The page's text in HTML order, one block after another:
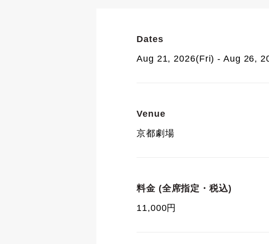
Dates
Aug 21, 2026(Fri) - Aug 26,
Venue
京都劇場
料金 (全席指定・税込)
11,000円